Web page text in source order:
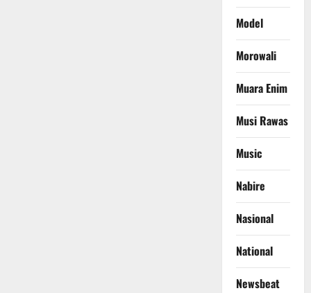
Model
Morowali
Muara Enim
Musi Rawas
Music
Nabire
Nasional
National
Newsbeat